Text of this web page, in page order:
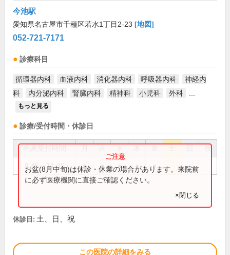
今池駅
愛知県名古屋市千種区若水1丁目2-23 [地図]
052-721-7171
診療科目
循環器内科 血液内科 消化器内科 呼吸器内科
神経内
科
内分泌内科 腎臓内科 精神科 小児科 外科
もっと見る
診療/受付時間・休診日
祝
8:45～11:30 ● ● ● ● ●
お盆(8月中旬)は休診・休業の場合があります。来院前
に必ず医療機関に直接ご確認ください。
×閉じる
休診日: 土、日、祝
この医院の詳細をみる